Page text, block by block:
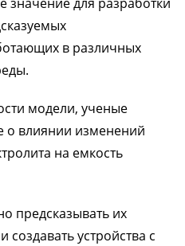
значение для разработки
в различных
модели, ученые
о влиянии изменений
на емкость
предсказывать их
создавать устройства с